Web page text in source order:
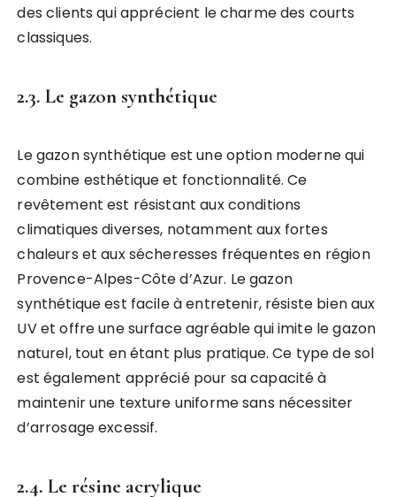
des clients qui apprécient le charme des courts
classiques.
2.3. Le gazon synthétique
Le gazon synthétique est une option moderne qui
combine esthétique et fonctionnalité. Ce
revêtement est résistant aux conditions
climatiques diverses, notamment aux fortes
chaleurs et aux sécheresses fréquentes en région
Provence-Alpes-Côte d’Azur. Le gazon
synthétique est facile à entretenir, résiste bien aux
UV et offre une surface agréable qui imite le gazon
naturel, tout en étant plus pratique. Ce type de sol
est également apprécié pour sa capacité à
maintenir une texture uniforme sans nécessiter
d’arrosage excessif.
2.4. Le résine acrylique